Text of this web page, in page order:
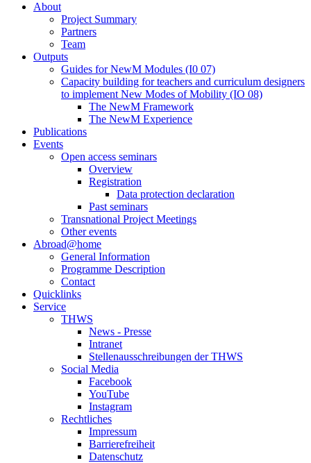
About
Project Summary
Partners
Team
Outputs
Guides for NewM Modules (I0 07)
Capacity building for teachers and curriculum designers
to implement New Modes of Mobility (IO 08)
The NewM Framework
The NewM Experience
Publications
Events
Open access seminars
Overview
Registration
Data protection declaration
Past seminars
Transnational Project Meetings
Other events
Abroad@home
General Information
Programme Description
Contact
Quicklinks
Service
THWS
News - Presse
Intranet
Stellenausschreibungen der THWS
Social Media
Facebook
YouTube
Instagram
Rechtliches
Impressum
Barrierefreiheit
Datenschutz